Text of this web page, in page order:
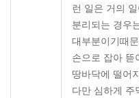
런 일은 거의
분리되는 경우
대부분이기때
손으로 잡아 뜯
땅바닥에 떨어
다만 심하게 주